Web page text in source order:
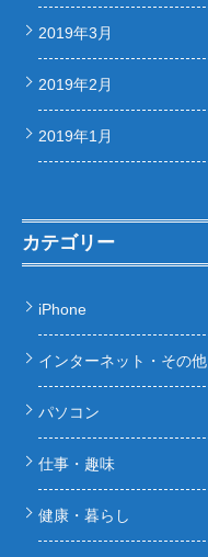
2019年3月
2019年2月
2019年1月
カテゴリー
iPhone
インターネット・その他
パソコン
仕事・趣味
健康・暮らし